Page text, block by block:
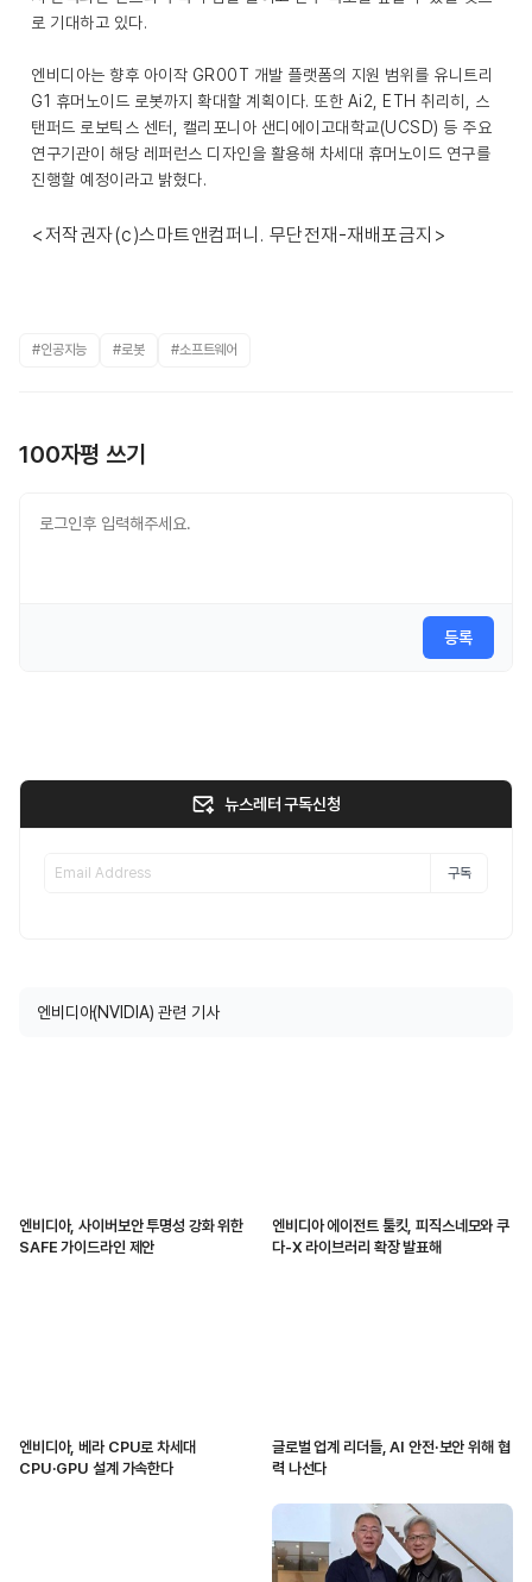
로 기대하고 있다.
엔비디아는 향후 아이작 GR00T 개발 플랫폼의 지원 범위를 유니트리
G1 휴머노이드 로봇까지 확대할 계획이다. 또한 Ai2, ETH 취리히, 스
탠퍼드 로보틱스 센터, 캘리포니아 샌디에이고대학교(UCSD) 등 주요
연구기관이 해당 레퍼런스 디자인을 활용해 차세대 휴머노이드 연구를
진행할 예정이라고 밝혔다.
<저작권자(c)스마트앤컴퍼니. 무단전재-재배포금지>
#인공지능 #로봇 #소프트웨어
100자평 쓰기
등록
뉴스레터 구독신청
구독
엔비디아(NVIDIA) 관련 기사
엔비디아, 사이버보안 투명성 강화 위한
SAFE 가이드라인 제안
엔비디아 에이전트 툴킷, 피직스네모와 쿠
다-X 라이브러리 확장 발표해
엔비디아, 베라 CPU로 차세대
CPU·GPU 설계 가속한다
글로벌 업계 리더들, AI 안전·보안 위해 협
력 나선다